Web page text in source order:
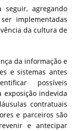
seguir, agregando
implementadas
da cultura de
da informação e
e sistemas antes
possíveis
indevida
contratuais
e parceiros são
e antecipar